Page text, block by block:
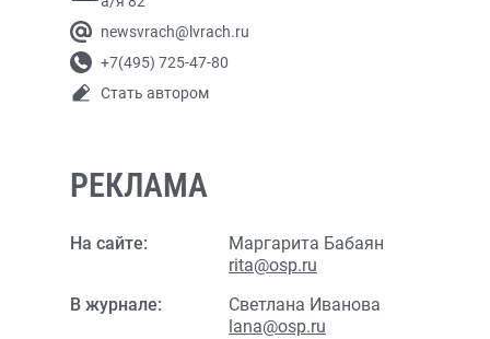
newsvrach@lvrach.ru
+7(495) 725-47-80
Стать автором
РЕКЛАМА
На сайте:
Маргарита Бабаян
rita@osp.ru
В журнале:
Светлана Иванова
lana@osp.ru